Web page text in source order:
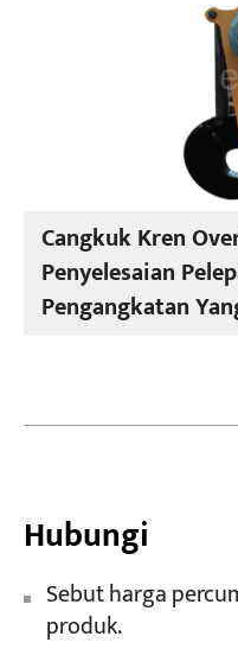
Cangkuk Kren
Penyelesaian
Pengangkatan
Hubungi
Sebut harga
produk.